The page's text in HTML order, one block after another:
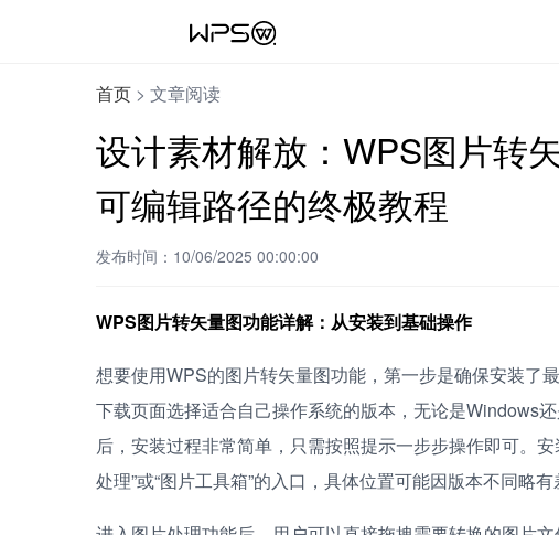
首页 > 文章阅读
设计素材解放：WPS图片转
可编辑路径的终极教程
发布时间：10/06/2025 00:00:00
WPS图片转矢量图功能详解：从安装到基础操作
想要使用WPS的图片转矢量图功能，第一步是确保安装了
下载页面选择适合自己操作系统的版本，无论是Windows
后，安装过程非常简单，只需按照提示一步步操作即可。
处理”或“图片工具箱”的入口，具体位置可能因版本不同略